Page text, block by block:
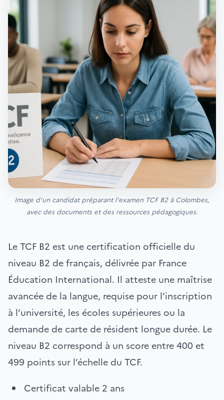
Image d'un candidat préparant l'examen TCF B2 à Colombes,
avec des documents et des ressources pédagogiques.
Le TCF B2 est une certification officielle du
niveau B2 de français, délivrée par France
Éducation International. Il atteste une maîtrise
avancée de la langue, requise pour l’inscription
à l’université, les écoles supérieures ou la
demande de carte de résident longue durée. Le
niveau B2 correspond à un score entre 400 et
499 points sur l’échelle du TCF.
Certificat valable 2 ans